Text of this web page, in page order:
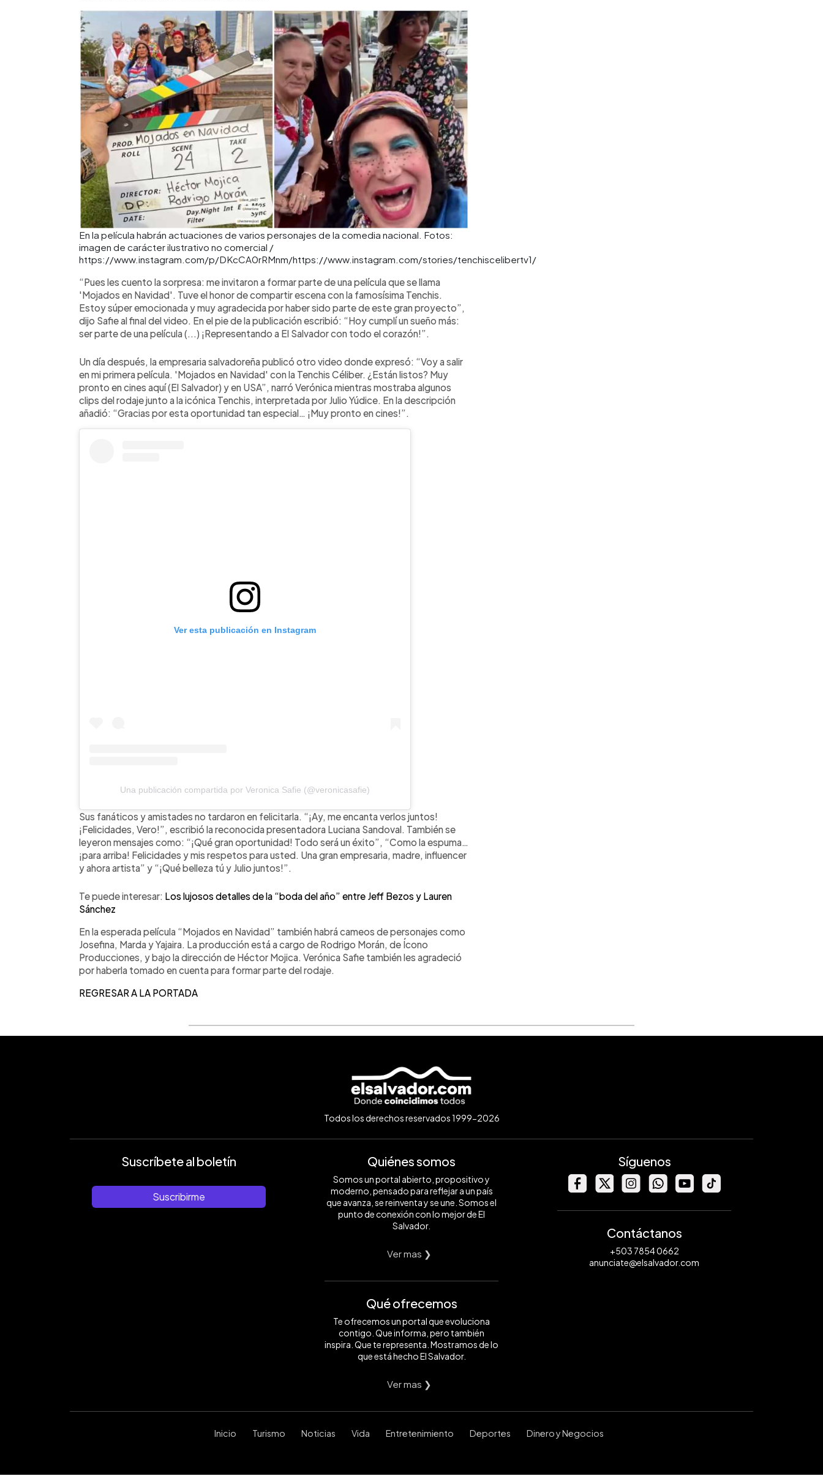
En la película habrán actuaciones de varios personajes de la comedia nacional. Fotos:
imagen de carácter ilustrativo no comercial /
https://www.instagram.com/p/DKcCA0rRMnm/https://www.instagram.com/stories/tenchiscelibertv1/
“Pues les cuento la sorpresa: me invitaron a formar parte de una película que se llama
'Mojados en Navidad'. Tuve el honor de compartir escena con la famosísima Tenchis.
Estoy súper emocionada y muy agradecida por haber sido parte de este gran proyecto”,
dijo Safie al final del video. En el pie de la publicación escribió: “Hoy cumplí un sueño más:
ser parte de una película (...) ¡Representando a El Salvador con todo el corazón!”.
Un día después, la empresaria salvadoreña publicó otro video donde expresó: “Voy a salir
en mi primera película. 'Mojados en Navidad' con la Tenchis Céliber. ¿Están listos? Muy
pronto en cines aquí (El Salvador) y en USA”, narró Verónica mientras mostraba algunos
clips del rodaje junto a la icónica Tenchis, interpretada por Julio Yúdice. En la descripción
añadió: “Gracias por esta oportunidad tan especial… ¡Muy pronto en cines!”.
Ver esta publicación en Instagram
Una publicación compartida por Veronica Safie (@veronicasafie)
Sus fanáticos y amistades no tardaron en felicitarla. “¡Ay, me encanta verlos juntos!
¡Felicidades, Vero!”, escribió la reconocida presentadora Luciana Sandoval. También se
leyeron mensajes como: “¡Qué gran oportunidad! Todo será un éxito”, “Como la espuma…
¡para arriba! Felicidades y mis respetos para usted. Una gran empresaria, madre, influencer
y ahora artista” y “¡Qué belleza tú y Julio juntos!”.
Te puede interesar: Los lujosos detalles de la “boda del año” entre Jeff Bezos y Lauren
Sánchez
En la esperada película “Mojados en Navidad” también habrá cameos de personajes como
Josefina, Marda y Yajaira. La producción está a cargo de Rodrigo Morán, de Ícono
Producciones, y bajo la dirección de Héctor Mojica. Verónica Safie también les agradeció
por haberla tomado en cuenta para formar parte del rodaje.
REGRESAR A LA PORTADA
Todos los derechos reservados 1999-2026
Suscríbete al boletín
Suscribirme
Quiénes somos
Somos un portal abierto, propositivo y
moderno, pensado para reflejar a un país
que avanza, se reinventa y se une. Somos el
punto de conexión con lo mejor de El
Salvador.
Ver mas ❯
Qué ofrecemos
Te ofrecemos un portal que evoluciona
contigo. Que informa, pero también
inspira. Que te representa. Mostramos de lo
que está hecho El Salvador.
Ver mas ❯
Síguenos
Contáctanos
+503 7854 0662
anunciate@elsalvador.com
Inicio Turismo Noticias Vida Entretenimiento Deportes Dinero y Negocios